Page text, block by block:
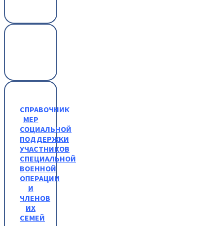
СПРАВОЧНИК
МЕР
СОЦИАЛЬНОЙ
ПОДДЕРЖКИ
УЧАСТНИКОВ
СПЕЦИАЛЬНОЙ
ВОЕННОЙ
ОПЕРАЦИИ
И
ЧЛЕНОВ
ИХ
СЕМЕЙ